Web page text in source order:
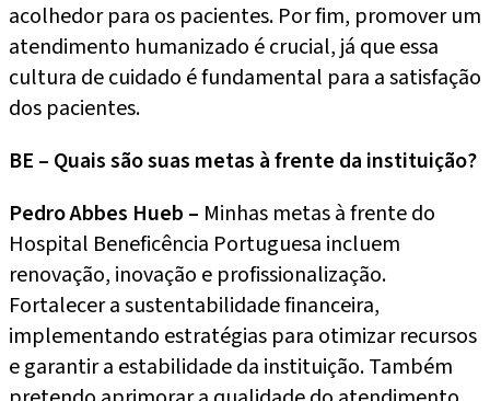
acolhedor para os pacientes. Por fim, promover um
atendimento humanizado é crucial, já que essa
cultura de cuidado é fundamental para a satisfação
dos pacientes.
BE – Quais são suas metas à frente da instituição?
Pedro Abbes Hueb – Minhas metas à frente do
Hospital Beneficência Portuguesa incluem
renovação, inovação e profissionalização.
Fortalecer a sustentabilidade financeira,
implementando estratégias para otimizar recursos
e garantir a estabilidade da instituição. Também